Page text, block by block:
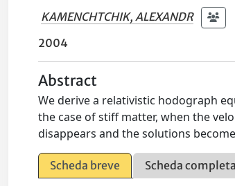
KAMENCHTCHIK, ALEXANDR
2004
Abstract
We derive a relativistic hodograph
the case of stiff matter, when the
disappears and the solutions
Scheda breve Scheda completa